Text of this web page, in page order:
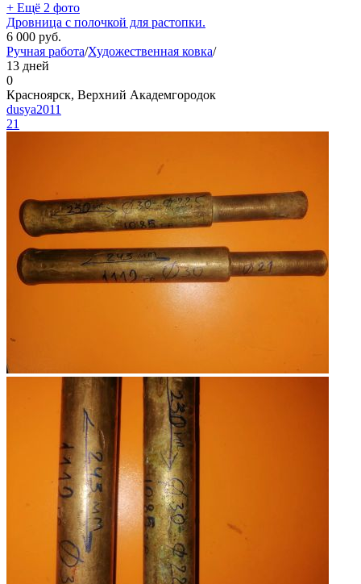
+ Ещё 2 фото
Дровница с полочкой для растопки.
6 000 руб.
Ручная работа/Художественная ковка/
13 дней
0
Красноярск, Верхний Академгородок
dusya2011
21